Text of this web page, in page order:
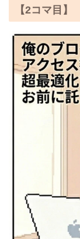
【2コマ目】